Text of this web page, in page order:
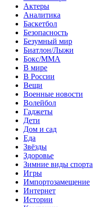
Актеры
Аналитика
Баскетбол
Безопасность
Безумный мир
Биатлон/Лыжи
Бокс/MMA
В мире
В России
Вещи
Военные новости
Волейбол
Гаджеты
Дети
Дом и сад
Еда
Звёзды
Здоровье
Зимние виды спорта
Игры
Импортозамещение
Интернет
Истории